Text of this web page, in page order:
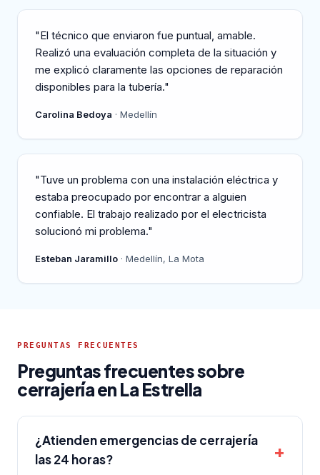
"El técnico que enviaron fue puntual, amable.
Realizó una evaluación completa de la situación y
me explicó claramente las opciones de reparación
disponibles para la tubería."
Carolina Bedoya · Medellín
"Tuve un problema con una instalación eléctrica y
estaba preocupado por encontrar a alguien
confiable. El trabajo realizado por el electricista
solucionó mi problema."
Esteban Jaramillo · Medellín, La Mota
PREGUNTAS FRECUENTES
Preguntas frecuentes sobre
cerrajería en La Estrella
¿Atienden emergencias de cerrajería
las 24 horas?